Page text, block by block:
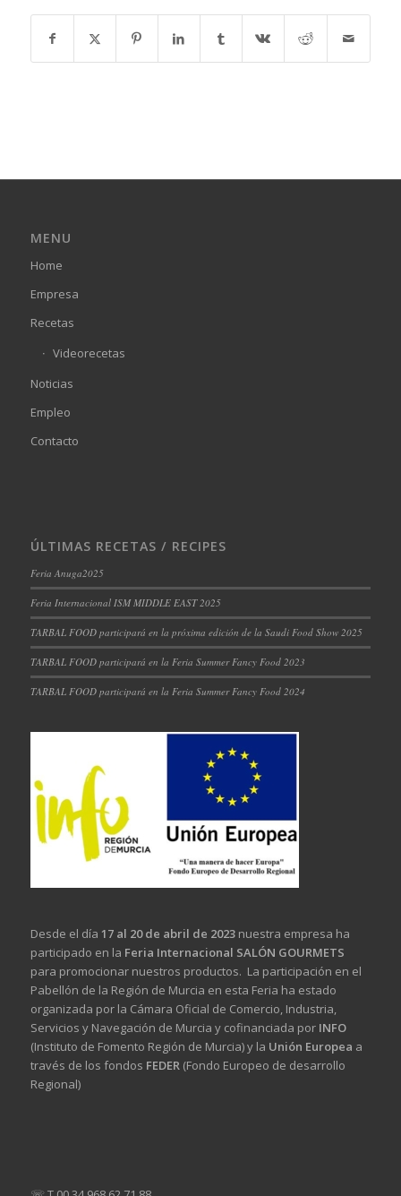
MENU
Home
Empresa
Recetas
Videorecetas
Noticias
Empleo
Contacto
ÚLTIMAS RECETAS / RECIPES
Feria Anuga2025
Feria Internacional ISM MIDDLE EAST 2025
TARBAL FOOD participará en la próxima edición de la Saudi Food Show 2025
TARBAL FOOD participará en la Feria Summer Fancy Food 2023
TARBAL FOOD participará en la Feria Summer Fancy Food 2024
Desde el día 17 al 20 de abril de 2023nuestra empresa ha
participado en la Feria Internacional SALÓN GOURMETS
para promocionar nuestros productos. La participación en el
Pabellón de la Región de Murcia en esta Feria ha estado
organizada por la Cámara Oficial de Comercio, Industria,
Servicios y Navegación de Murcia y cofinanciada por INFO
(Instituto de Fomento Región de Murcia) y la Unión Europea a
través de los fondos FEDER (Fondo Europeo de desarrollo
Regional)